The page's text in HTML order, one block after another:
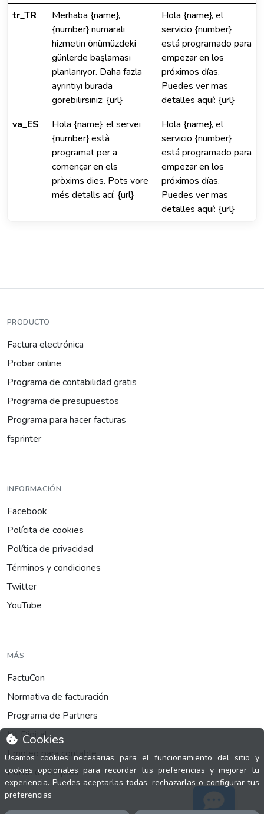
tr_TR
Merhaba {name},
{number} numaralı
hizmetin önümüzdeki
günlerde başlaması
planlanıyor. Daha fazla
ayrıntıyı burada
görebilirsiniz: {url}
Hola {name}, el
servicio {number}
está programado para
empezar en los
próximos días.
Puedes ver mas
detalles aquí: {url}
va_ES
Hola {name}, el servei
{number} està
programat per a
començar en els
pròxims dies. Pots vore
més detalls ací: {url}
Hola {name}, el
servicio {number}
está programado para
empezar en los
próximos días.
Puedes ver mas
detalles aquí: {url}
Cookies
Usamos cookies necesarias para el funcionamiento del sitio y
cookies opcionales para recordar tus preferencias y mejorar tu
experiencia. Puedes aceptarlas todas, rechazarlas o configurar tus
preferencias
PRODUCTO
Factura electrónica
Probar online
Programa de contabilidad gratis
Programa de presupuestos
Programa para hacer facturas
fsprinter
INFORMACIÓN
Facebook
Polícita de cookies
Política de privacidad
Términos y condiciones
Twitter
YouTube
MÁS
FactuCon
Normativa de facturación
Programa de Partners
Kit Digital
Empleo para contable
Portal de empleo